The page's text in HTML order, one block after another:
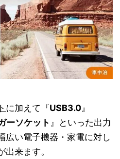
に加えて『USB3.0 』
ーソケット 』といった出力
広い電子機器・家電に対し
来ます。